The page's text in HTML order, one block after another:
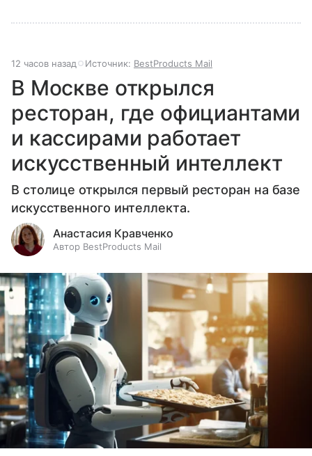
12 часов назад Источник: BestProducts Mail
В Москве открылся
ресторан, где официантами
и кассирами работает
искусственный интеллект
В столице открылся первый ресторан на базе
искусственного интеллекта.
Анастасия Кравченко
Автор BestProducts Mail